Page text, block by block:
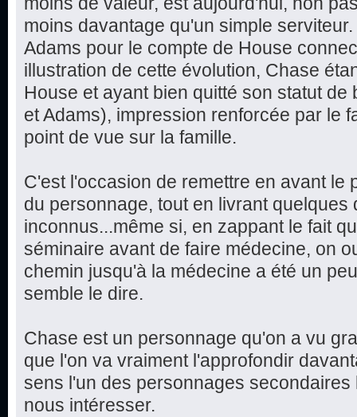
moins davantage qu'un simple
Adams pour le compte de House
illustration de cette évolution, Chase
House et ayant bien quitté son statut
et Adams), impression renforcée par le
point de vue sur la famille.
C'est l'occasion de remettre en avant le
du personnage, tout en livrant quelques
inconnus...même si, en zappant le fait
séminaire avant de faire médecine, on
chemin jusqu'à la médecine a été un
semble le dire.
Chase est un personnage qu'on a vu
que l'on va vraiment l'approfondir
sens l'un des personnages
nous intéresser.